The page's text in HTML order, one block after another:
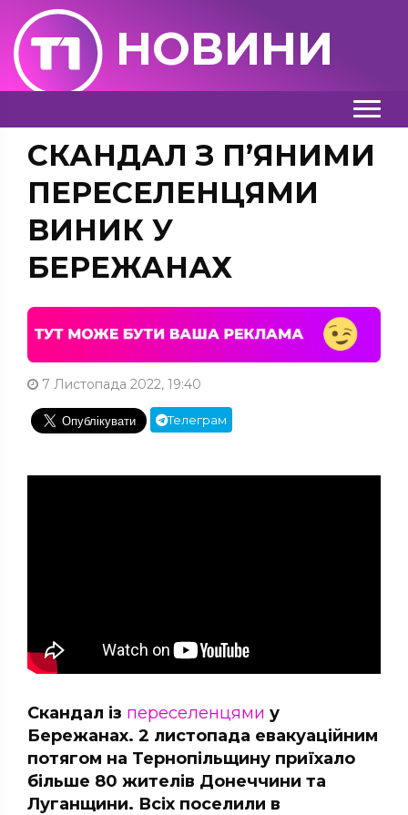
НОВИНИ
СКАНДАЛ З П’ЯНИМИ
ПЕРЕСЕЛЕНЦЯМИ
ВИНИК У
БЕРЕЖАНАХ
7 Листопада 2022, 19:40
Телеграм
Скандал із переселенцями у
Бережанах. 2 листопада евакуаційним
потягом на Тернопільщину приїхало
більше 80 жителів Донеччини та
Луганщини. Всіх поселили в